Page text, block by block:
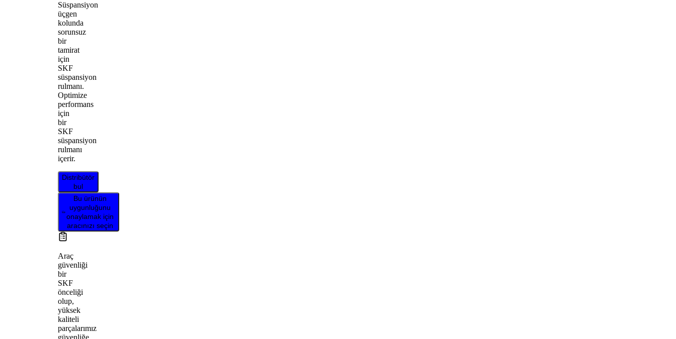
Süspansiyon
üçgen
kolunda
sorunsuz
bir
tamirat
için
SKF
süspansiyon
rulmanı.
Optimize
performans
için
bir
SKF
süspansiyon
rulmanı
içerir.
Distribütör
bul
Bu ürünün
uygunluğunu
onaylamak için
aracınızı seçin
Araç
güvenliği
bir
SKF
önceliği
olup,
yüksek
kaliteli
parçalarımız
güvenliğe